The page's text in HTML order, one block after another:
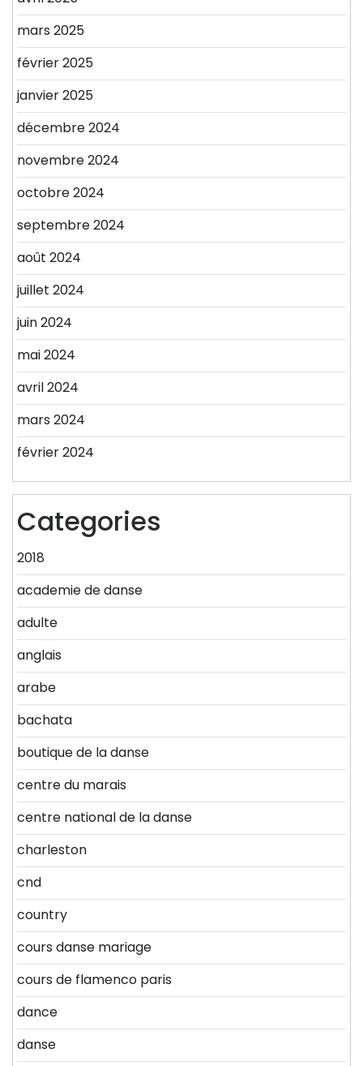
mars 2025
février 2025
janvier 2025
décembre 2024
novembre 2024
octobre 2024
septembre 2024
août 2024
juillet 2024
juin 2024
mai 2024
avril 2024
mars 2024
février 2024
Categories
2018
academie de danse
adulte
anglais
arabe
bachata
boutique de la danse
centre du marais
centre national de la danse
charleston
cnd
country
cours danse mariage
cours de flamenco paris
dance
danse